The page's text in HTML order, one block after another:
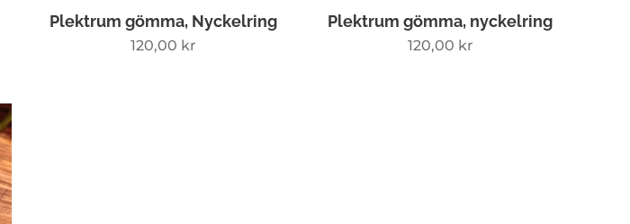
Plektrum gömma, Nyckelring
120,00 kr
Plektrum gömma, nyckelring
120,00 kr